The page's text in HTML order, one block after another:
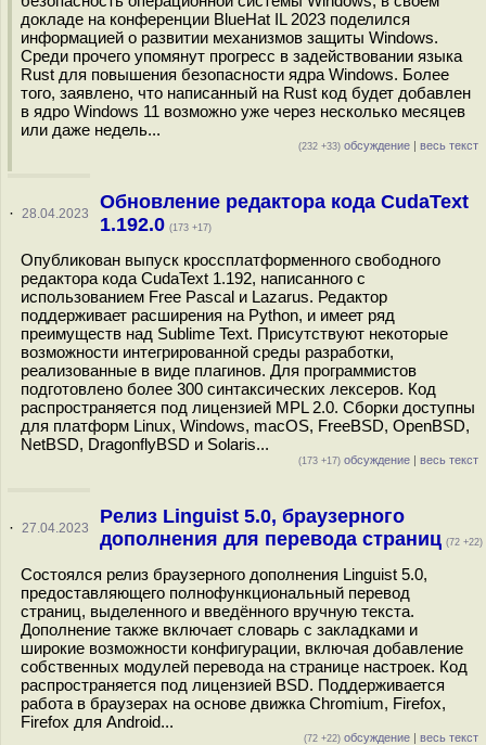
докладе на конференции BlueHat IL 2023 поделился
информацией о развитии механизмов защиты Windows.
Среди прочего упомянут прогресс в задействовании языка
Rust для повышения безопасности ядра Windows. Более
того, заявлено, что написанный на Rust код будет добавлен
в ядро Windows 11 возможно уже через несколько месяцев
или даже недель...
(232 +33) обсуждение | весь текст
· 28.04.2023
Обновление редактора кода CudaText
1.192.0 (173 +17)
Опубликован выпуск кроссплатформенного свободного
редактора кода CudaText 1.192, написанного с
использованием Free Pascal и Lazarus. Редактор
поддерживает расширения на Python, и имеет ряд
преимуществ над Sublime Text. Присутствуют некоторые
возможности интегрированной среды разработки,
реализованные в виде плагинов. Для программистов
подготовлено более 300 синтаксических лексеров. Код
распространяется под лицензией MPL 2.0. Сборки доступны
для платформ Linux, Windows, macOS, FreeBSD, OpenBSD,
NetBSD, DragonflyBSD и Solaris...
(173 +17) обсуждение | весь текст
· 27.04.2023
Релиз Linguist 5.0, браузерного
дополнения для перевода страниц (72 +22)
Состоялся релиз браузерного дополнения Linguist 5.0,
предоставляющего полнофункциональный перевод
страниц, выделенного и введённого вручную текста.
Дополнение также включает словарь с закладками и
широкие возможности конфигурации, включая добавление
собственных модулей перевода на странице настроек. Код
распространяется под лицензией BSD. Поддерживается
работа в браузерах на основе движка Chromium, Firefox,
Firefox для Android...
(72 +22) обсуждение | весь текст